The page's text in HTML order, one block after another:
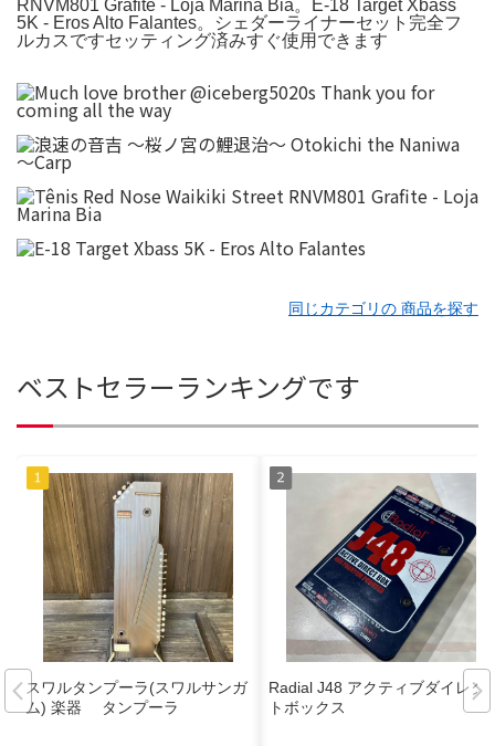
RNVM801 Grafite - Loja Marina Bia。E-18 Target Xbass
5K - Eros Alto Falantes。シェダーライナーセット完全フ
ルカスですセッティング済みすぐ使用できます
同じカテゴリの 商品を探す
ベストセラーランキングです
スワルタンプーラ(スワルサンガ
ム) 楽器 タンプーラ
Radial J48 アクティブダイレク
トボックス